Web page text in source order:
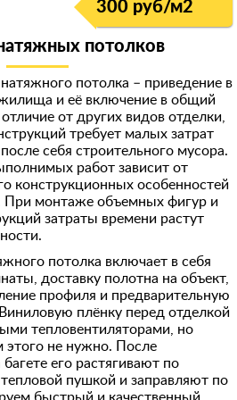
740-**-*1
586-**-*3
966-**-*7
290-**-*3
300 руб/м2
потолков
натяжного потолка – приведение в
и её включение в общий
от других видов отделки,
требует малых затрат
себя строительного мусора.
работ зависит от
конструкционных особенностей
При монтаже объемных фигур и
затраты времени растут
потолка включает в себя
доставку полотна на объект,
профиля и предварительную
плёнку перед отделкой
тепловентиляторами, но
этого не нужно. После
его растягивают по
пушкой и заправляют по